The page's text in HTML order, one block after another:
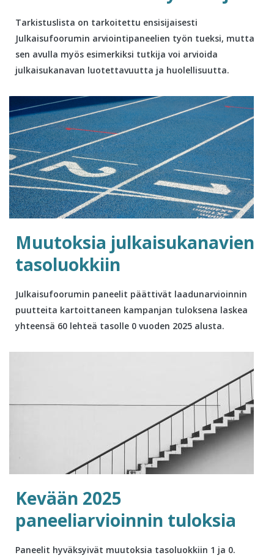
Tarkistuslista on tarkoitettu ensisijaisesti
Julkaisufoorumin arviointipaneelien työn tueksi, mutta
sen avulla myös esimerkiksi tutkija voi arvioida
julkaisukanavan luotettavuutta ja huolellisuutta.
Muutoksia julkaisukanavien
tasoluokkiin
Julkaisufoorumin paneelit päättivät laadunarvioinnin
puutteita kartoittaneen kampanjan tuloksena laskea
yhteensä 60 lehteä tasolle 0 vuoden 2025 alusta.
Kevään 2025
paneeliarvioinnin tuloksia
Paneelit hyväksyivät muutoksia tasoluokkiin 1 ja 0.